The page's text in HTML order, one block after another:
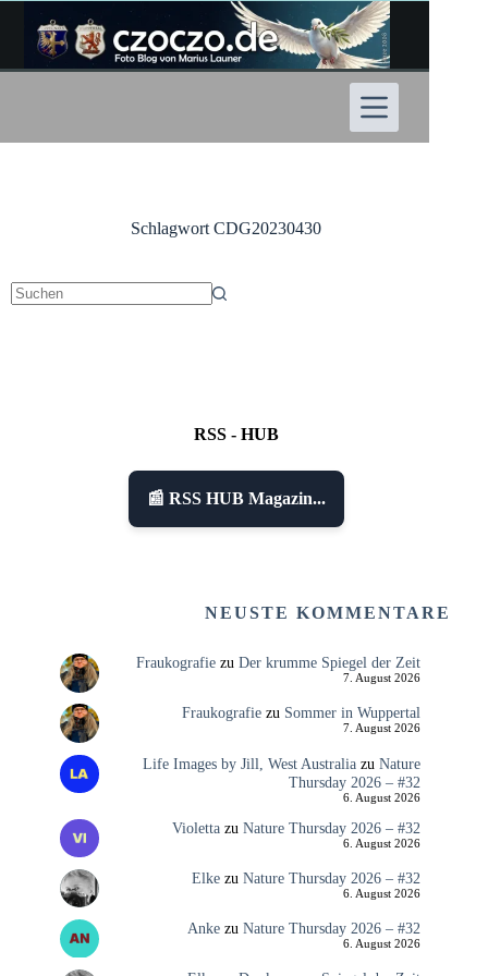
Inhalt
springen
SchlagwortCDG20230430
RSS - HUB
📰 RSS HUB Magazin...
NEUSTE KOMMENTARE
Fraukografiezu Der krumme Spiegel der Zeit
7. August 2026
Fraukografiezu Sommer in Wuppertal
7. August 2026
Life Images by Jill, West Australiazu Nature
Thursday 2026 – #32
6. August 2026
Violettazu Nature Thursday 2026 – #32
6. August 2026
Elkezu Nature Thursday 2026 – #32
6. August 2026
Ankezu Nature Thursday 2026 – #32
6. August 2026